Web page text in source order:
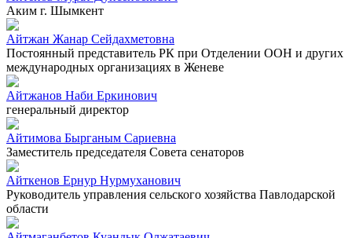
Аким г. Шымкент
Айтжан Жанар Сейдахметовна
Постоянный представитель РК при Отделении ООН и других
международных организациях в Женеве
Айтжанов Наби Еркинович
генеральный директор
Айтимова Бырганым Сариевна
Заместитель председателя Совета сенаторов
Айткенов Ернур Нурмуханович
Руководитель управления сельского хозяйства Павлодарской
области